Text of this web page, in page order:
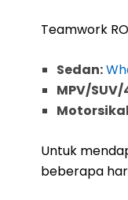
Teamwork
Sedan:
MPV/SUV/
Untuk
beberapa